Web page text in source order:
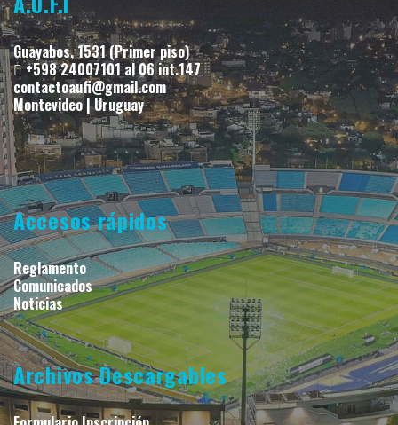
Guayabos, 1531 (Primer piso)
+598 24007101 al 06 int.147
contactoaufi@gmail.com
Montevideo | Uruguay
Accesos rápidos
Reglamento
Comunicados
Noticias
Archivos Descargables